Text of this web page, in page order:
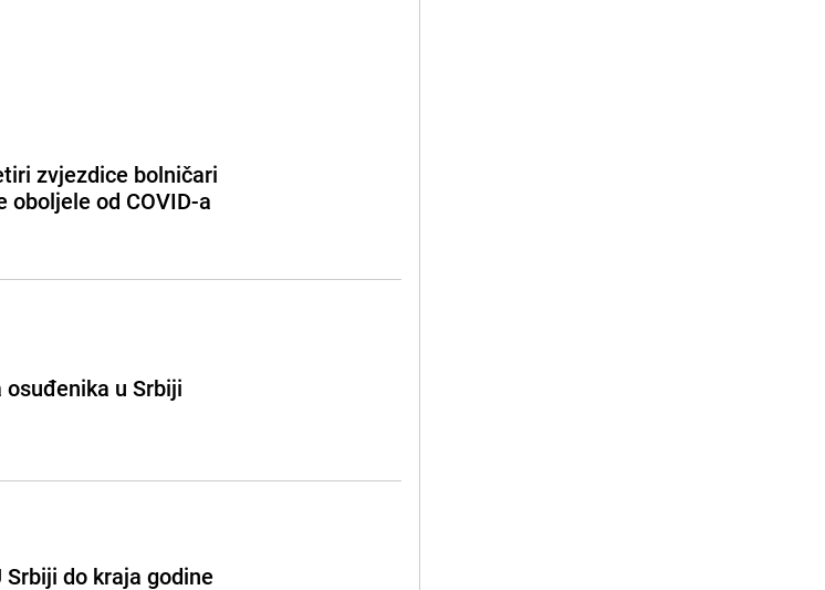
zvjezdice bolničari
oboljele od COVID-a
u Srbiji
do kraja godine